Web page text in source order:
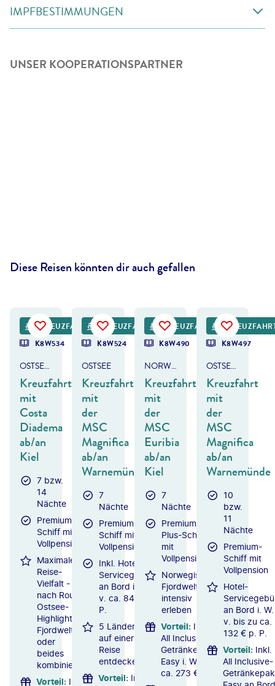
IMPFBESTIMMUNGEN
UNSER KOOPERATIONSPARTNER
Diese Reisen könnten dir auch gefallen
KREUZFAHRT
K8W534
OSTSEE - SKANDINAVIEN & NORWEGEN
Kreuzfahrt
mit
Costa
Diadema
ab/an
Kiel
7 bzw.
14
Nächte
Premium-
Schiff mit
Vollpension
Maximale
Reise-
Vielfalt - je
nach Route
Ostsee-
Highlights,
Fjordwelten
oder
beides
kombiniert
Vorteil: Inkl.
KREUZFAHRT
K8W524
OSTSEE
Kreuzfahrt
mit
der
MSC
Magnifica
ab/an
Warnemünde
7
Nächte
Premium-
Schiff mit
Vollpension
Inkl. Hotel-
Servicegebühr
an Bord i. W.
v. ca. 84 € p.
P.
5 Länder
auf einer
Reise
entdecken
Vorteil: Inkl.
KREUZFAHRT
K8W490
NORWEGEN & DÄNEMARK
Kreuzfahrt
mit
der
MSC
Euribia
ab/an
Kiel
7
Nächte
Premium-
Plus-Schiff
mit
Vollpension
Norwegische
Fjordwelten
intensiv
erleben
Vorteil: Inkl.
All Inclusive-
Getränkepaket
Easy i. W. v.
ca. 273 € p. P.
K8W497
OSTSEE - BALTIKUM/SKANDINAVIEN
Kreuzfahrt
mit
der
MSC
Magnifica
ab/an
Warnemünde
10
bzw.
11
Nächte
Premium-
Schiff mit
Vollpension
Hotel-
an Bord i. W.
v. bis zu ca.
132 € p. P.
Vorteil: Inkl.
All Inclusive-